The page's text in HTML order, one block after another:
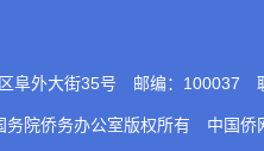
阜外大街35号 邮编：100037
务院侨务办公室版权所有 中国侨